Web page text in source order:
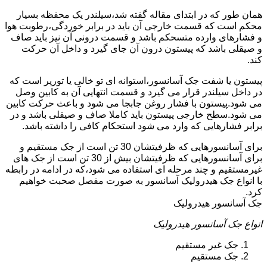
همان طور که در ابتدای مقاله گفته شد،سیلندر یک محفظه بسیار
محکم است که قسمت خارجی آن باید در برابر خوردگی،رطوبت هوا
و فشارهای وارده متسحکم باشد و قسمت درونی آن نیز باید صاف
و صیقلی باشد که پیستون درون آن جای گیرد و داخل آن حرکت
کند.
پیستون یا شفت جک آسانسور،استوانه ای تو خالی یا تورپر است که
در داخل سیلندر قرار می گیرد و قسمت انتهایی آن به کابین وصل
می شود.پیستون با فشار روغن جابجا می شود و باعث حرکت کابین
می شود.سطح خارجی پیستون باید کاملا صاف و صیقلی باشد و در
برابر فشارهایی که وارد می شود استحکام کافی را داشته باشد.
برای آسانسورهایی که ظرفیتشان 30 تن است از جک مستقیم و
برای آسانسورهایی که ظرفیتشان بیش از 30 تن است از جک های
غیرمستقیم و چند مرحله ای استفاده می شود،که در ادامه در رابطه
با انواع جک هیدرولیک آسانسور به صورت مفصل صحبت خواهیم
کرد.
جک آسانسور هیدرولیک
انواع جک آسانسور هیدرولیک
جک غیر مستقیم
جک مستقیم